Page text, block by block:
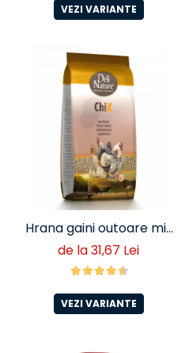
VEZI VARIANTE
Hrana gaini outoare mix
cereale
de la 31,67 Lei
VEZI VARIANTE